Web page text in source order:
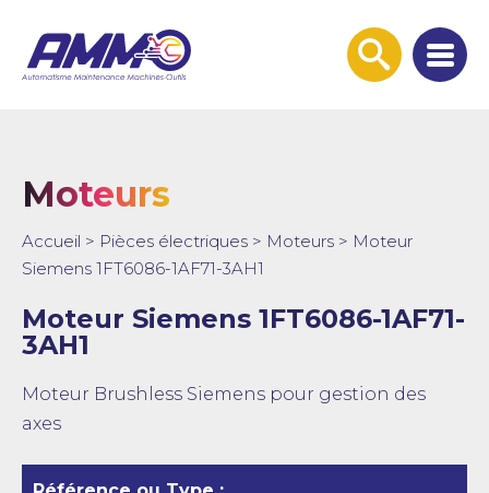
Afficher
la
Moteurs
Accueil > Pièces électriques > Moteurs > Moteur
Siemens 1FT6086-1AF71-3AH1
Moteur Siemens 1FT6086-1AF71-
3AH1
Moteur Brushless Siemens pour gestion des
axes